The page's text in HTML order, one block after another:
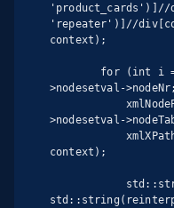
'product_cards')]//
'repeater')]//
context);
>nodesetval-
>nodesetval-
context);